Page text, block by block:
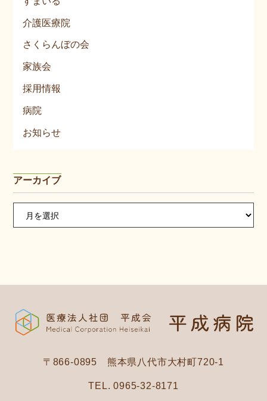
介護医療院
さくらんぼの会
家族会
採用情報
病院
お知らせ
アーカイブ
〒866-0895 熊本県八代市大村町720-1
TEL. 0965-32-8171